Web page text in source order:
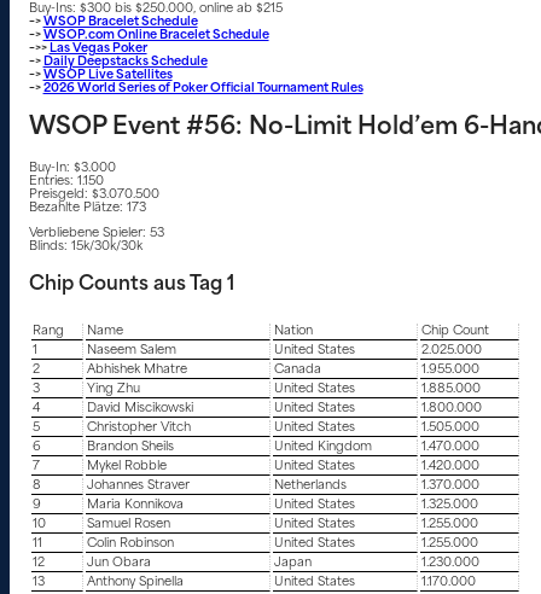
Buy-Ins: $300 bis $250.000, online ab $215
–>WSOP Bracelet Schedule
–>WSOP.com Online Bracelet Schedule
–>> Las Vegas Poker
–> Daily Deepstacks Schedule
–>WSOP Live Satellites
–>2026 World Series of Poker Official Tournament Rules
WSOP Event #56: No-Limit Hold’em 6-
Buy-In: $3.000
Entries: 1.150
Preisgeld: $3.070.500
Bezahlte Plätze: 173
Verbliebene Spieler: 53
Blinds: 15k/30k/30k
Chip Counts aus Tag 1
Rang Name Nation
Chip Count
1
Naseem Salem United States
2.025.000
2
Abhishek Mhatre Canada
1.955.000
3
Ying Zhu United States
1.885.000
4
David Miscikowski United States
1.800.000
5
Christopher Vitch United States
1.505.000
6
Brandon Sheils United Kingdom
1.470.000
7
Mykel Robble United States
1.420.000
8
Johannes Straver Netherlands
1.370.000
9
Maria Konnikova United States
1.325.000
10
Samuel Rosen United States
1.255.000
11
Colin Robinson United States
1.255.000
12
Jun Obara Japan
1.230.000
13
Anthony Spinella United States
1.170.000